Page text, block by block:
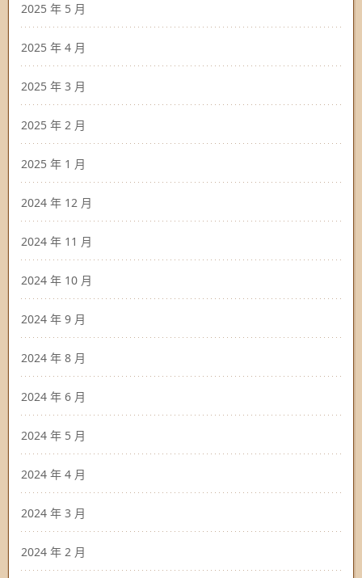
2025 年 5 月
2025 年 4 月
2025 年 3 月
2025 年 2 月
2025 年 1 月
2024 年 12 月
2024 年 11 月
2024 年 10 月
2024 年 9 月
2024 年 8 月
2024 年 6 月
2024 年 5 月
2024 年 4 月
2024 年 3 月
2024 年 2 月